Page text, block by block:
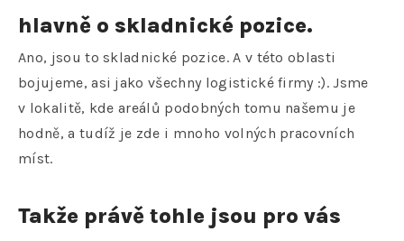
hlavně o skladnické pozice.
Ano, jsou to skladnické pozice. A v této oblasti
bojujeme, asi jako všechny logistické firmy :). Jsme
v lokalitě, kde areálů podobných tomu našemu je
hodně, a tudíž je zde i mnoho volných pracovních
míst.
Takže právě tohle jsou pro vás